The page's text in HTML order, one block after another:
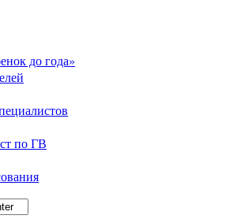
до года»
по ГВ